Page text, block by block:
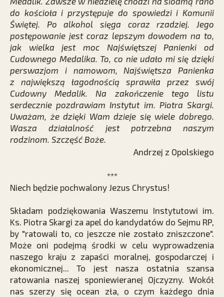
do kościoła i przystępuje do spowiedzi i Komunii
Świętej. Po alkohol sięga coraz rzadziej. Jego
postępowanie jest coraz lepszym dowodem na to,
jak wielka jest moc Najświętszej Panienki od
Cudownego Medalika. To, co nie udało mi się dzięki
perswazjom i namowom, Najświętsza Panienka
z największą łagodnością sprawiła przez swój
Cudowny Medalik. Na zakończenie tego listu
serdecznie pozdrawiam Instytut im. Piotra Skargi.
Uważam, że dzięki Wam dzieje się wiele dobrego.
Wasza działalność jest potrzebna naszym
rodzinom. Szczęść Boże.
Andrzej z Opolskiego
***
Niech będzie pochwalony Jezus Chrystus!
Składam podziękowania Waszemu Instytutowi im.
Ks. Piotra Skargi za apel do kandydatów do Sejmu RP,
by "ratowali to, co jeszcze nie zostało zniszczone".
Może oni podejmą środki w celu wyprowadzenia
naszego kraju z zapaści moralnej, gospodarczej i
ekonomicznej... To jest nasza ostatnia szansa
ratowania naszej sponiewieranej Ojczyzny. Wokół
nas szerzy się ocean zła, o czym każdego dnia